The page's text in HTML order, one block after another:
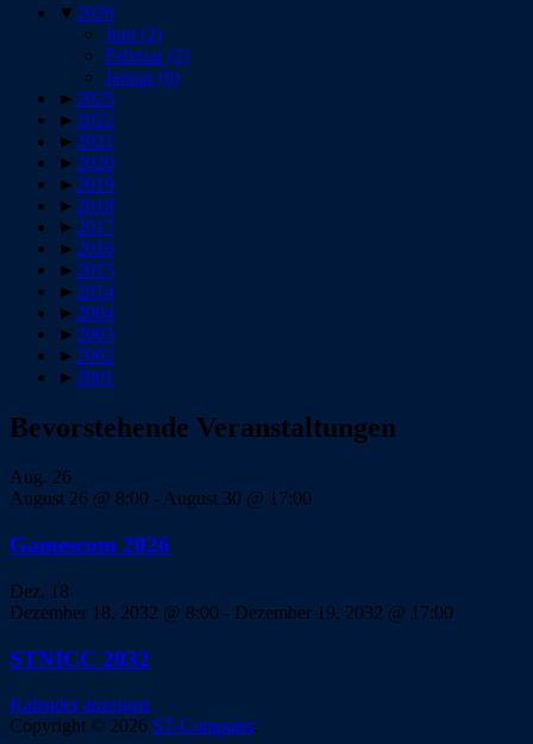
▼ 2026
Juni (2)
Februar(2)
Januar(6)
► 2025
► 2022
► 2021
► 2020
► 2019
► 2018
► 2017
► 2016
► 2015
► 2014
► 2004
► 2003
► 2002
► 2001
Bevorstehende Veranstaltungen
Aug. 26
August 26 @ 8:00 -August 30 @ 17:00
Gamescom 2026
Dez. 18
Dezember 18, 2032 @ 8:00 - Dezember 19, 2032 @ 17:00
STNICC 2032
Kalender anzeigen
Copyright © 2026 ST-Computer.